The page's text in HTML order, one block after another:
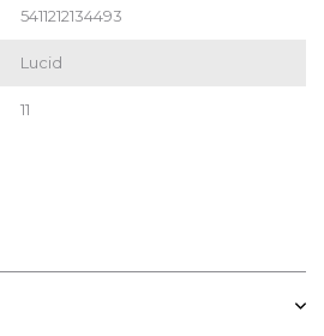
5411212134493
Lucid
11